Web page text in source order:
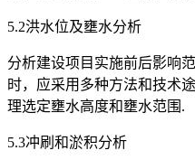
5.2洪水位及壅水分析
分析建设项目实施前后影响
时，应采用多种方法和技术
理选定壅水高度和壅水范围.
5.3冲刷和淤积分析